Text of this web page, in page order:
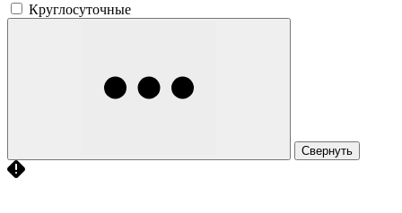
Круглосуточные
Свернуть